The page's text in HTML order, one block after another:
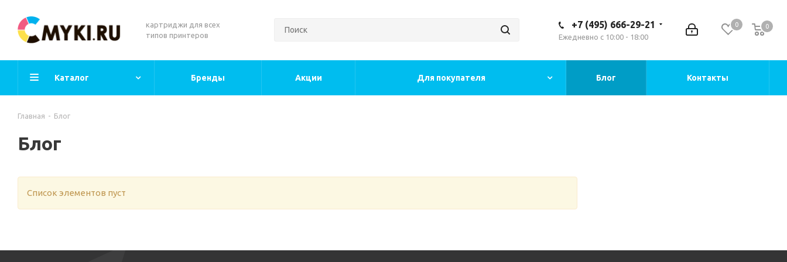
картриджи для всех
типов принтеров
0 0
+7 (495) 666-29-21
Ежедневно с 10:00 - 18:00
Каталог Бренды Акции Для покупателя Блог Контакты
Главная - Блог
Блог
Список элементов пуст